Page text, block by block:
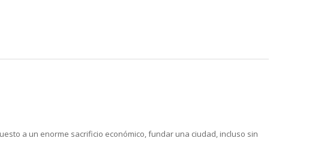
a un enorme sacrificio económico, fundar una ciudad, incluso sin